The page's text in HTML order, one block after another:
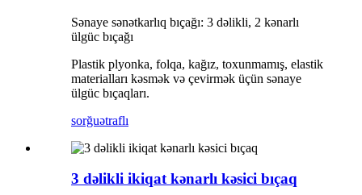
Sənaye sənətkarlıq bıçağı: 3 dəlikli, 2 kənarlı
ülgüc bıçağı
Plastik plyonka, folqa, kağız, toxunmamış, elastik
materialları kəsmək və çevirmək üçün sənaye
ülgüc bıçaqları.
sorğuətraflı
3 dəlikli ikiqat kənarlı kəsici bıçaq